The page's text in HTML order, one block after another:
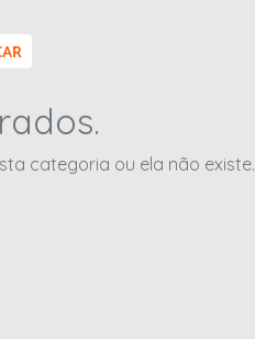
categoria ou ela não existe.